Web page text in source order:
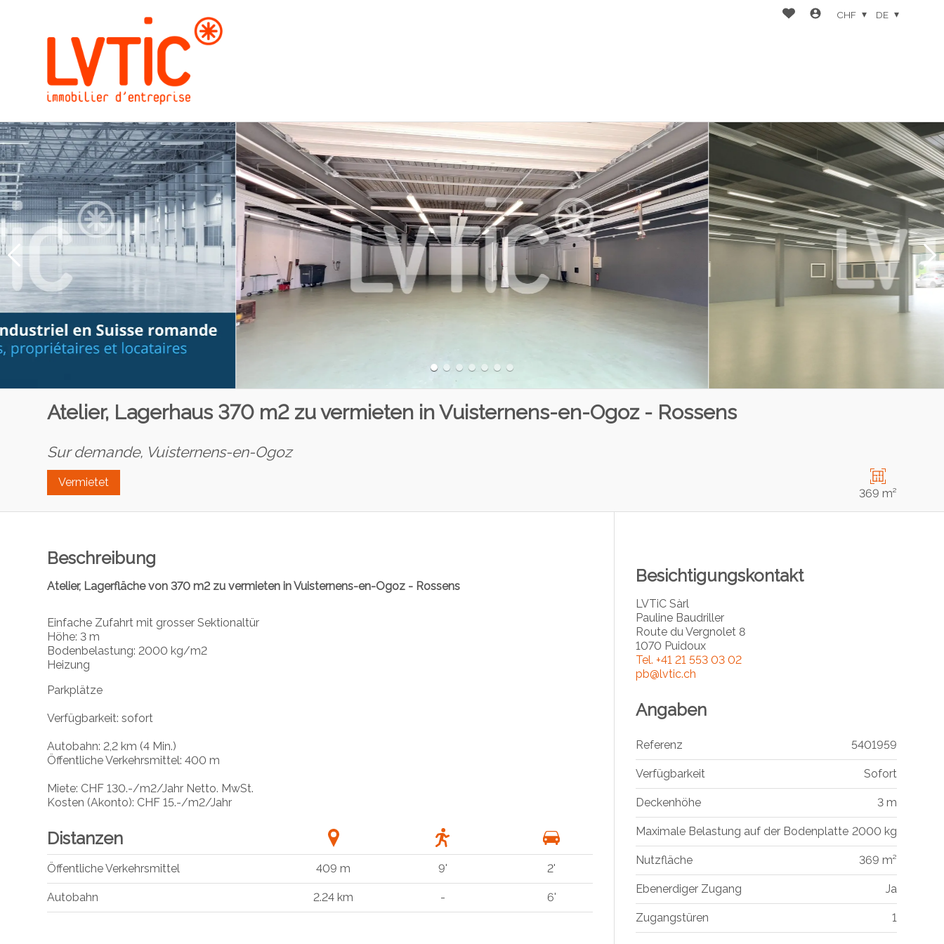
CHF DE
Atelier, Lagerhaus 370 m2 zu vermieten in Vuisternens-en-Ogoz - Rossens
Sur demande, Vuisternens-en-Ogoz
Vermietet
369 m²
Beschreibung
Atelier, Lagerfläche von 370 m2 zu vermieten in Vuisternens-en-Ogoz - Rossens
Einfache Zufahrt mit grosser Sektionaltür
Höhe: 3 m
Bodenbelastung: 2000 kg/m2
Heizung
Parkplätze
Verfügbarkeit: sofort
Autobahn: 2,2 km (4 Min.)
Öffentliche Verkehrsmittel: 400 m
Miete: CHF 130.-/m2/Jahr Netto. MwSt.
Kosten (Akonto): CHF 15.-/m2/Jahr
Distanzen
Öffentliche Verkehrsmittel 409 m 9' 2'
Autobahn 2.24 km - 6'
Besichtigungskontakt
LVTiC Sàrl
Pauline Baudriller
Route du Vergnolet 8
1070 Puidoux
Tel. +41 21 553 03 02
pb@lvtic.ch
Angaben
Referenz 5401959
Verfügbarkeit Sofort
Deckenhöhe 3 m
Maximale Belastung auf der Bodenplatte 2000 kg
Nutzfläche 369 m²
Ebenerdiger Zugang Ja
Zugangstüren 1